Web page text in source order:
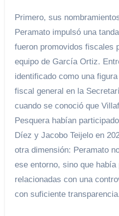
Primero, sus
Peramato impulsó una
fueron promovidos fiscales
equipo de García Ortiz.
identificado como una
fiscal general en la
cuando se conoció que
Pesquera habían
Díez y Jacobo Teijelo en
otra dimensión: Peramato
ese entorno, sino que
relacionadas con una
con suficiente